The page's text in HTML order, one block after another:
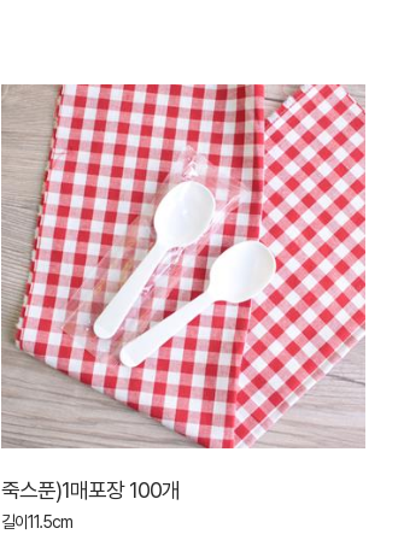
죽스푼)1매포장 100개
길이11.5cm